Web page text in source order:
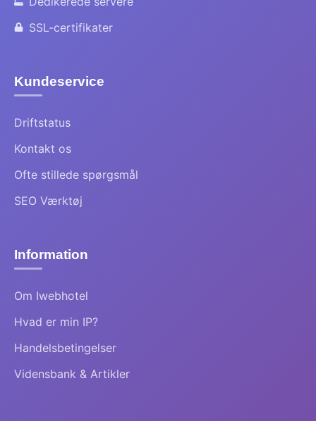
SSL-certifikater
Kundeservice
Driftstatus
Kontakt os
Ofte stillede spørgsmål
SEO Værktøj
Information
Om Iwebhotel
Hvad er min IP?
Handelsbetingelser
Vidensbank & Artikler